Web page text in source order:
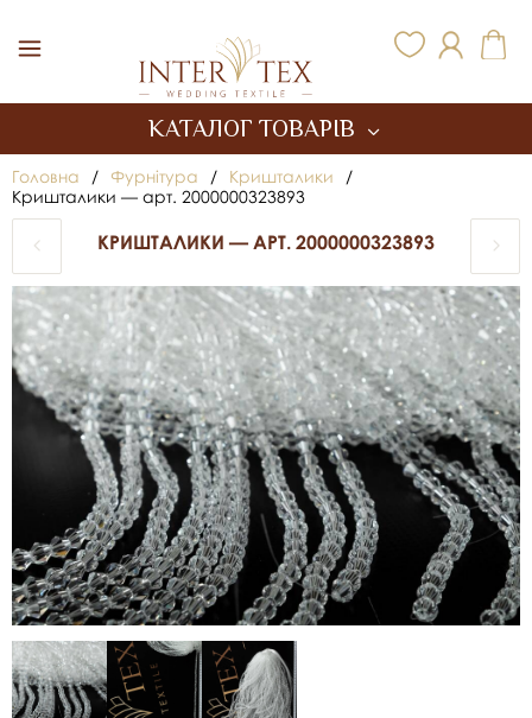
КАТАЛОГ ТОВАРІВ
Головна / Фурнітура / Кришталики
/
Кришталики — арт. 2000000323893
КРИШТАЛИКИ — АРТ. 2000000323893